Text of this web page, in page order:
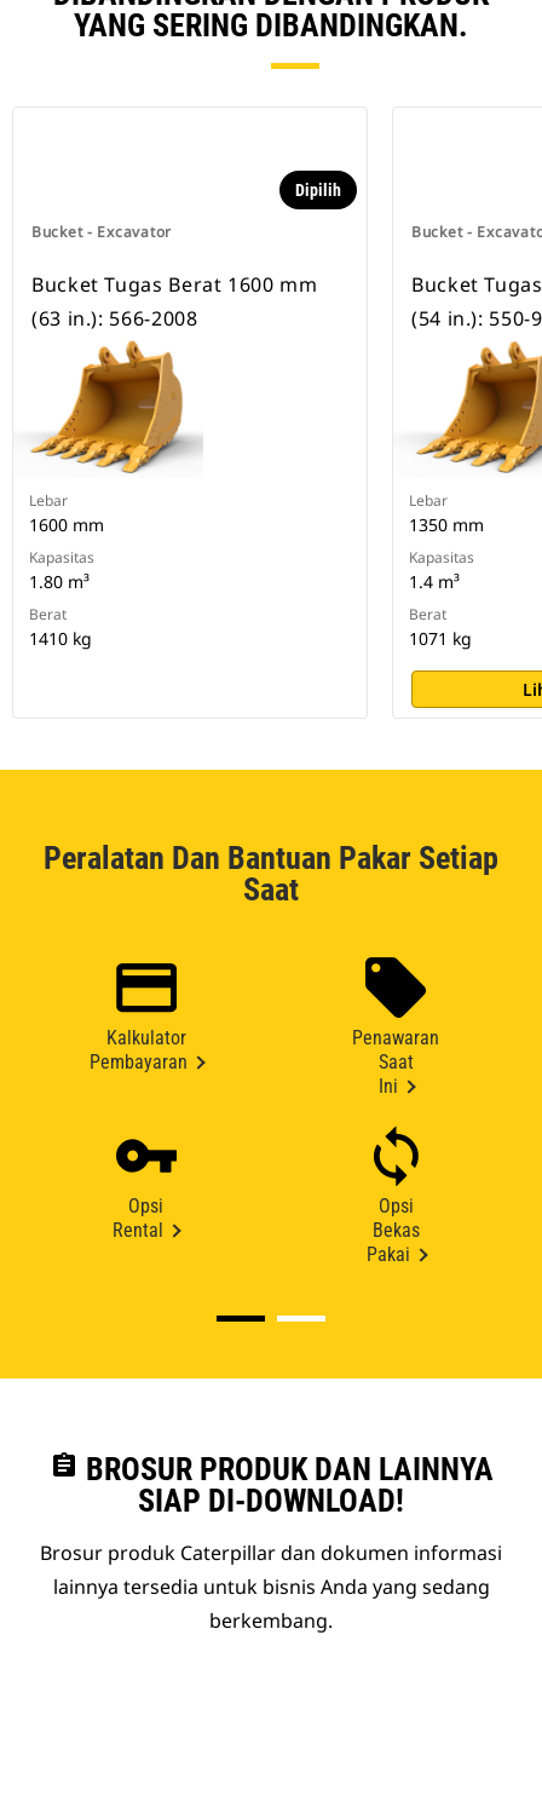
YANG SERING DIBANDINGKAN.
Bucket - Excavator
Dipilih
Bucket Tugas Berat 1600 mm
(63 in.): 566-2008
Lebar
1600 mm
Kapasitas
1.80 m³
Berat
1410 kg
Bucket -
Bucket
(54 in.): 550-
Lebar
1350 mm
Kapasitas
1.4 m³
Berat
1071 kg
Peralatan Dan Bantuan Pakar Setiap
Saat
Kalkulator
Pembayaran
Penawaran
Saat
Ini
Opsi
Rental
Opsi
Bekas
Pakai
assignment BROSUR PRODUK DAN LAINNYA
SIAP DI-DOWNLOAD!
Brosur produk Caterpillar dan dokumen informasi
lainnya tersedia untuk bisnis Anda yang sedang
berkembang.